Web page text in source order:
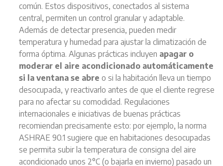
común. Estos dispositivos, conectados al sistema
central, permiten un control granular y adaptable.
Además de detectar presencia, pueden medir
temperatura y humedad para ajustar la climatización de
forma óptima. Algunas prácticas incluyen apagar o
moderar el aire acondicionado automáticamente
si la ventana se abre o si la habitación lleva un tiempo
desocupada, y reactivarlo antes de que el cliente regrese
para no afectar su comodidad. Regulaciones
internacionales e iniciativas de buenas prácticas
recomiendan precisamente esto: por ejemplo, la norma
ASHRAE 90.1 sugiere que en habitaciones desocupadas
se permita subir la temperatura de consigna del aire
acondicionado unos 2°C (o bajarla en invierno) pasado un